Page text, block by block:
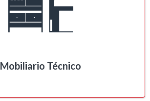
Mobiliario Técnico